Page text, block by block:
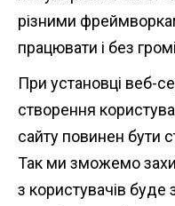
різними
працювати і без
При установці веб-
створення
сайту повинен бути
Так ми зможемо
з користувачів